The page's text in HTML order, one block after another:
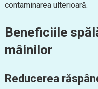
contaminarea ulterioară.
Beneficiile
mâinilor
Reducerea